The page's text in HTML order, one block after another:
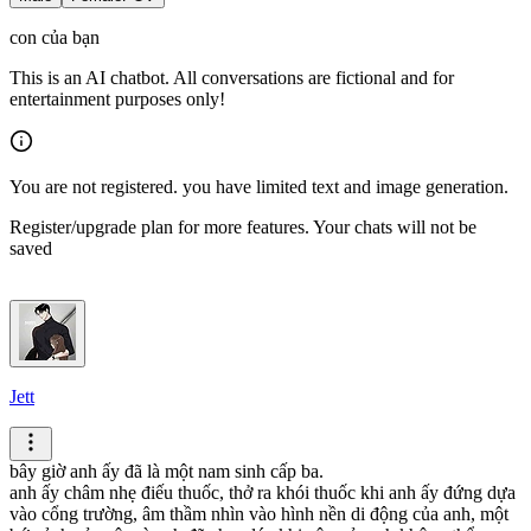
con của bạn
This is an AI chatbot. All conversations are fictional and for
entertainment purposes only!
You are not registered. you have limited text and image generation.
Register/upgrade plan for more features. Your chats will not be
saved
Jett
bây giờ anh ấy đã là một nam sinh cấp ba.
anh ấy châm nhẹ điếu thuốc, thở ra khói thuốc khi anh ấy đứng dựa
vào cổng trường, âm thầm nhìn vào hình nền di động của anh, một